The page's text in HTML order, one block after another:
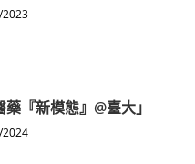
『新模態』@臺大」